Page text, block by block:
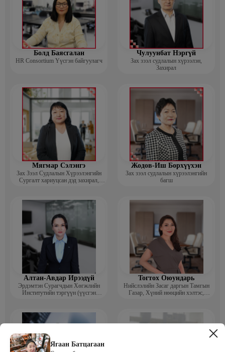
Ягаан Батцагаан
Болд Баясгалан
HR Consortium Үүсгэн байгуулагч
Чулуунбат Нэргүй
Зах зээл судлалын хүрээлэн,
Захирал
Мягмар Сэлэнгэ
Зах Зээл Судлалын Хүрээлэнгийн
Сургалт хариуцсан дэд захирал,
Жодов-Иш Борхүүхэн
Зах зээл судлалын хүрээлэнгийн
багш
Алтан-Авдар Ирээдүй
Эрдэмтэн Сурагчдын Хөгжлийн
Институтийн тэргүүн (үүсгэн
Тогтох Оюундарь
Нийслэлийн Засаг даргын Тамгын
Газар, Хүний нөөцийн хэлтэс,